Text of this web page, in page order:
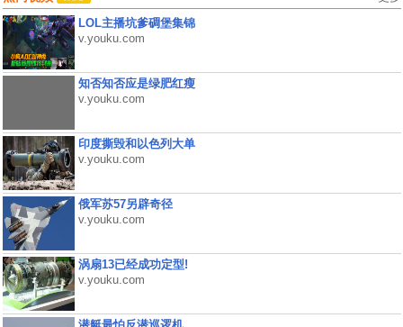
LOL主播坑爹碉堡集锦
v.youku.com
知否知否应是绿肥红瘦
v.youku.com
印度撕毁和以色列大单
v.youku.com
俄军苏57另辟奇径
v.youku.com
涡扇13已经成功定型!
v.youku.com